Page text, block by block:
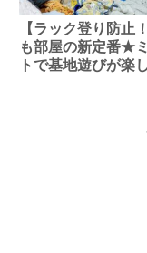
【ラック登り防止
も部屋の新定番★
トで基地遊びが楽